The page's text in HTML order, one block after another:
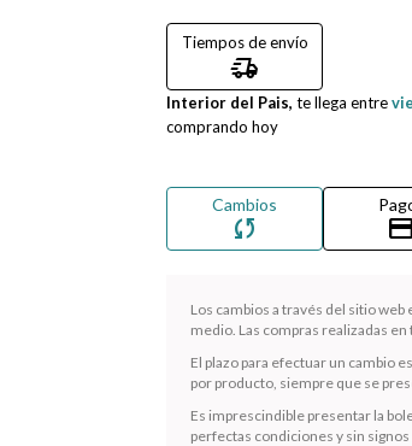
Tiempos de envío
delivery_truck_speed
Interior del Pais, te llega entre
comprando hoy
Cambios
sync credit_card
Los cambios a través del sitio
medio. Las compras realizadas
El plazo para efectuar un cambio
por producto, siempre que se
Es imprescindible presentar la
perfectas condiciones y sin